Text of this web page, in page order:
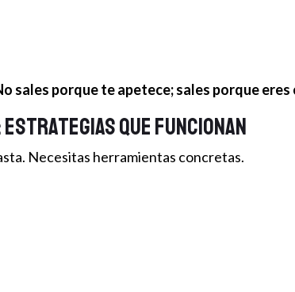
sales porque te apetece; sales porque eres
estrategias que funcionan
Necesitas herramientas concretas.